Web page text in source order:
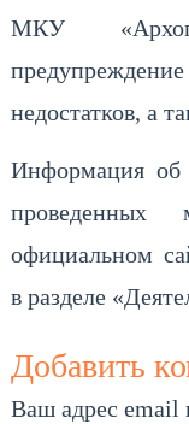
МКУ
недостатков, а
Информация об
проведенных
официальном
в разделе
Добавить
Ваш адрес email